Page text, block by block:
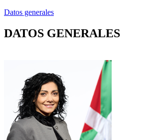
Datos generales
DATOS GENERALES